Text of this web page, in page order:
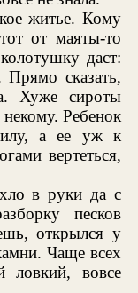
житье. Кому
от маяты-то
даст:
сказать,
Хуже сироты
Ребенок
а ее уж к
вертеться,
в руки да с
песков
открылся у
Чаще всех
ловкий, вовсе